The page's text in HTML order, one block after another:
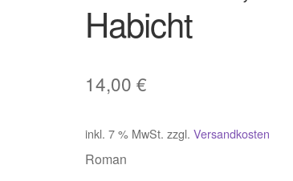
Habicht
14,00€
inkl. 7 % MwSt. zzgl.Versandkosten
Roman